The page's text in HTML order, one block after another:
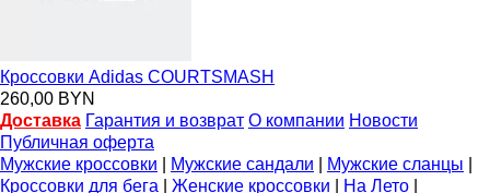
Кроссовки Adidas COURTSMASH
260,00 BYN
Доставка Гарантия и возврат О компании Новости
Публичная оферта
Мужские кроссовки
Мужские сандали Мужские сланцы
Кроссовки для бега
Женские кроссовки На Лето